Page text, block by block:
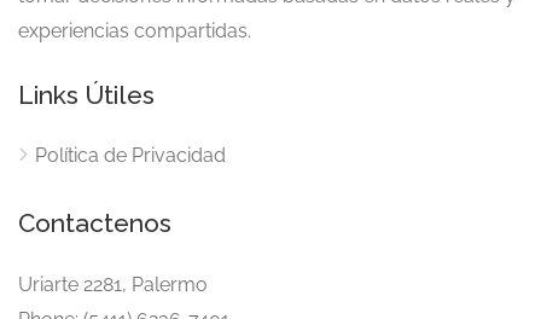
experiencias compartidas.
Links Útiles
Política de Privacidad
Contactenos
Uriarte 2281, Palermo